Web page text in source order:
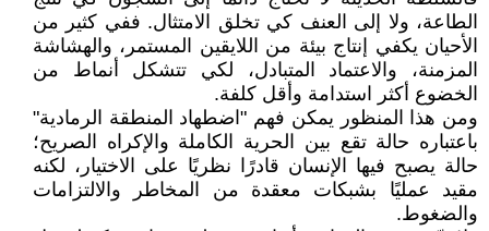
الطاعة، ولا إلى العنف كي تخلق الامتثال. ففي كثير من
الأحيان يكفي إنتاج بيئة من اللايقين المستمر، والهشاشة
المزمنة، والاعتماد المتبادل، لكي تتشكل أنماط من
الخضوع أكثر استدامة وأقل كلفة.
ومن هذا المنظور يمكن فهم "اضطهاد المنطقة الرمادية"
باعتباره حالة تقع بين الحرية الكاملة والإكراه الصريح؛
حالة يصبح فيها الإنسان قادرًا نظريًا على الاختيار، لكنه
مقيد عمليًا بشبكات معقدة من المخاطر والالتزامات
والضغوط.